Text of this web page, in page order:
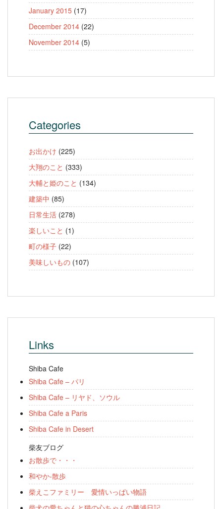
January 2015 (17)
December 2014 (22)
November 2014 (5)
Categories
お出かけ (225)
大翔のこと (333)
大輔と姫のこと (134)
建築中 (85)
日常生活 (278)
楽しいこと (1)
町の様子 (22)
美味しいもの (107)
Links
Shiba Cafe
Shiba Cafe – パリ
Shiba Cafe – リヤド、ソウル
Shiba Cafe a Paris
Shiba Cafe in Desert
柴友ブログ
お散歩で・・・
和やか-散歩
柴えこファミリー 愛情いっぱい物語